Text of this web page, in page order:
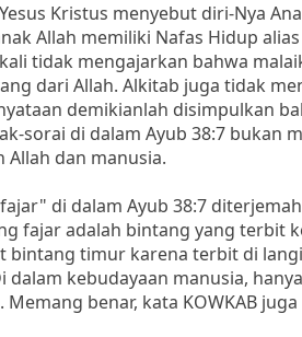
Kristus menyebut diri-Nya
Allah memiliki Nafas Hidup
tidak mengajarkan bahwa
dari Allah. Alkitab juga tidak
demikianlah disimpulkan
sorai di dalam Ayub 38:7 bukan
Allah dan manusia.
di dalam Ayub 38:7
fajar adalah bintang yang terbit
bintang timur karena terbit di
dalam kebudayaan manusia,
Memang benar, kata KOWKAB